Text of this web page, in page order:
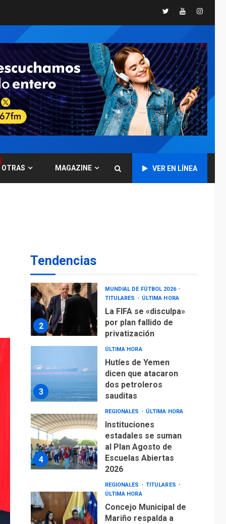
TwitterYoutube
OTRAS MAGAZINE VER EN LÍNEA
Tendencias
6
TITULARES
CNP plantea incluir
Libertad de Expresión
en agenda de
negociación con
comisión de AN 2015
7
DESTACADOS
NACIONALES
ÚLTIMA HORA
Gobierno nacional y
regional nos
respaldaron desde el
primer momento tras
asegura Gustavo
Duque
2
MUNDIAL DE FÚTBOL 2026
TITULARES
ÚLTIMA HORA
La FIFA se «disculpa»
por plan fallido de
privatización
3
ÚLTIMA HORA
Hutíes de Yemen
dicen que atacaron
dos petroleros
sauditas
4
REGIONALES ÚLTIMA HORA
Instituciones
estadales se suman
al Plan Agosto de
Escuelas Abiertas
2026
REGIONALES
TITULARES
ÚLTIMA HORA
Concejo Municipal de
Mariño respalda a